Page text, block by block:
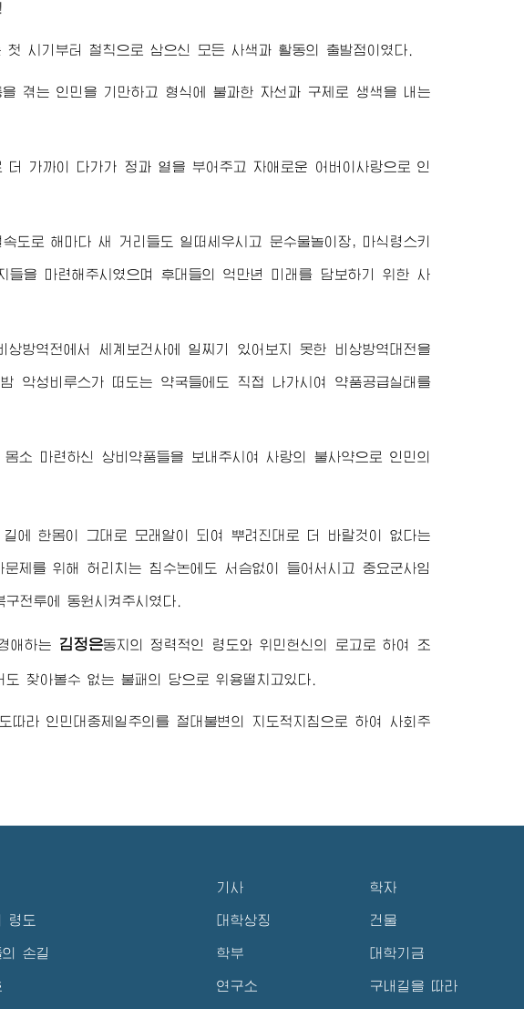
첫 시기부터 철칙으로 삼으신 모든 사색과 활동의 출발점이였다.
겪는 인민을 기만하고 형식에 불과한 자선과 구제로 생색을 내는
더 가까이 다가가 정과 열을 부어주고 자애로운 어버이 사랑으로 인
도로 해마다 새 거리들도 일떠세우시고 문수물놀이장, 마식령스키
들을 마련해주시였으며 후대들의 억만년 미래를 담보하기 위한 사
방역전에서 세계보건사에 일찌기 있어보지 못한 비상방역대전을
악성비루스가 떠도는 약국들에도 직접 나가시여 약품공급실태를
소 마련하신 상비약품들을 보내주시여 사랑의 불사약으로 인민의
에 한몸이 그대로 모래알이 되여 뿌려진대로 더 바랄것이 없다는
제를 위해 허리치는 침수논에도 서슴없이 들어서시고 중요군사임
전투에 동원시켜주시였다.
애하는 김정은동지 의 정력적인 령도와 위민헌신의 로고로 하여 조
찾아볼수 없는 불패의 당으로 위용떨치고있다.
따라 인민대중제일주의를 절대불변의 지도적지침으로 하여 사회주
령도
손길
기사
대학상징
학부
연구소
학자
건물
대학기금
구내길을 따라